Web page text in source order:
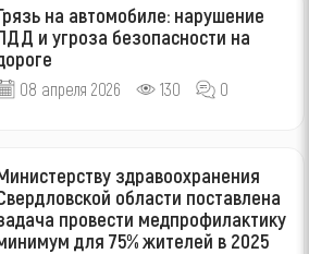
на автомобиле: нарушение
и угроза безопасности на
08 апреля 2026 130 0
здравоохранения
области поставлена
провести медпрофилактику
для 75% жителей в 2025